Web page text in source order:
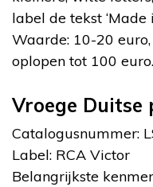
label de tekst ‘Made
Waarde: 10-20
oplopen tot 100 euro.
Vroege Duitse
Catalogusnummer:
Label: RCA Victor
Belangrijkste